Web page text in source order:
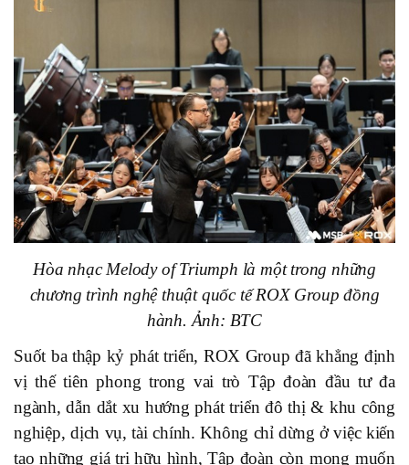
Hòa nhạc Melody of Triumph là một trong những
chương trình nghệ thuật quốc tế ROX Group đồng
hành. Ảnh: BTC
Suốt ba thập kỷ phát triển, ROX Group đã khẳng định
vị thế tiên phong trong vai trò Tập đoàn đầu tư đa
ngành, dẫn dắt xu hướng phát triển đô thị & khu công
nghiệp, dịch vụ, tài chính. Không chỉ dừng ở việc kiến
tạo những giá trị hữu hình, Tập đoàn còn mong muốn